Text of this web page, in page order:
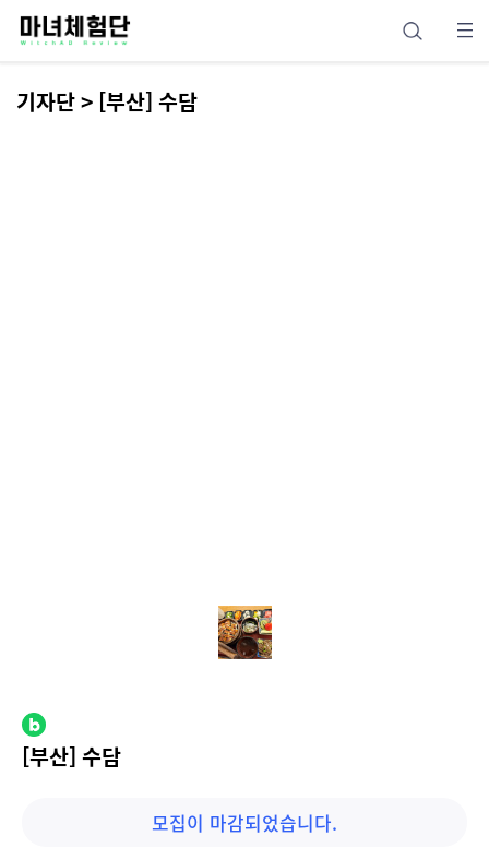
기자단 > [부산] 수담
[부산] 수담
모집이 마감되었습니다.